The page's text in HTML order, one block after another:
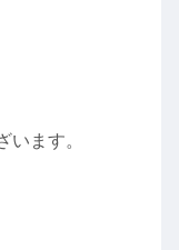
います。